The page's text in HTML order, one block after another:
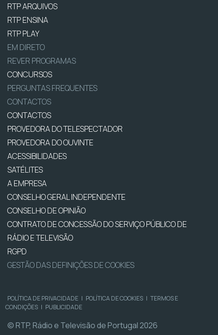
RTP ARQUIVOS
RTP ENSINA
RTP PLAY
EM DIRETO
REVER PROGRAMAS
CONCURSOS
PERGUNTAS FREQUENTES
CONTACTOS
CONTACTOS
PROVEDORA DO TELESPECTADOR
PROVEDORA DO OUVINTE
ACESSIBILIDADES
SATÉLITES
A EMPRESA
CONSELHO GERAL INDEPENDENTE
CONSELHO DE OPINIÃO
CONTRATO DE CONCESSÃO DO SERVIÇO PÚBLICO DE
RÁDIO E TELEVISÃO
RGPD
GESTÃO DAS DEFINIÇÕES DE COOKIES
POLÍTICA DE PRIVACIDADE | POLÍTICA DE COOKIES | TERMOS E
CONDIÇÕES | PUBLICIDADE
© RTP, Rádio e Televisão de Portugal 2026